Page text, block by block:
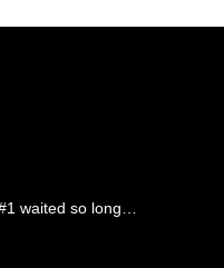
waited so long…